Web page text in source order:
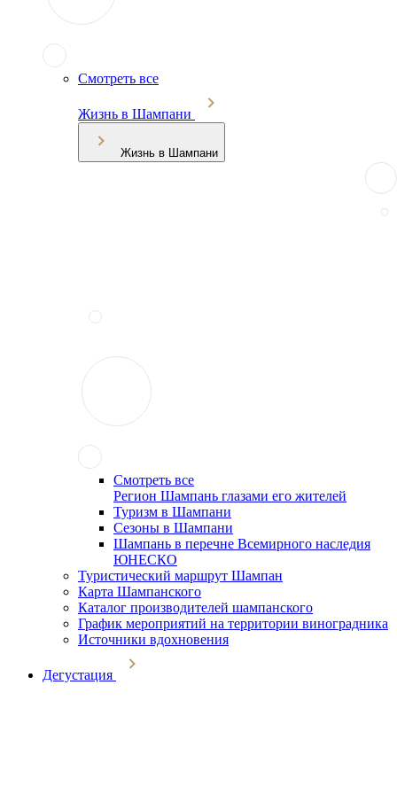
Смотреть все
Жизнь в Шампани
Жизнь в Шампани
Смотреть все
Регион Шампань глазами его жителей
Туризм в Шампани
Сезоны в Шампани
Шампань в перечне Всемирного наследия
ЮНЕСКО
Туристический маршрут Шампан
Карта Шампанского
Каталог производителей шампанского
График мероприятий на территории виноградника
Источники вдохновения
Дегустация